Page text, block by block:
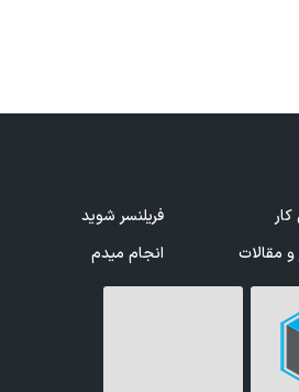
فریلنسر شوید
و مقالات انجام میدم